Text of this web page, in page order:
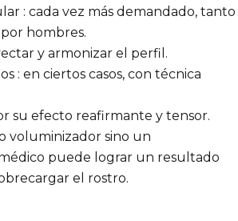
: cada vez más demandado, tanto
hombres.
y armonizar el perfil.
: en ciertos casos, con técnica
su efecto reafirmante y tensor.
voluminizador sino un
puede lograr un resultado
el rostro.